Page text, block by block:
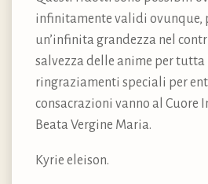
infinitamente validi ovunque,
un’infinita grandezza nel
salvezza delle anime per tutta
ringraziamenti speciali per
consacrazioni vanno al Cuore
Beata Vergine Maria.
Kyrie eleison.